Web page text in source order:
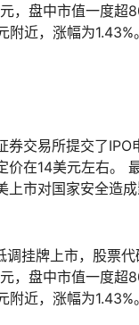
，盘中市值一度超
近，涨幅为1.43%
交易所提交了
在14美元左右。
市对国家安全造
挂牌上市，股票代
，盘中市值一度超
近，涨幅为1.43%